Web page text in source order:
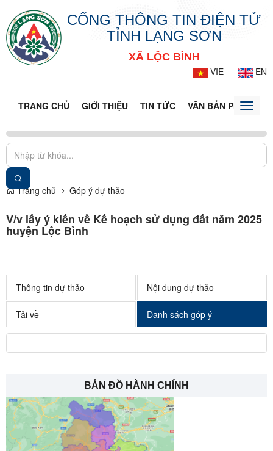
CỔNG THÔNG TIN ĐIỆN TỬ
TỈNH LẠNG SƠN
XÃ LỘC BÌNH
VIE
EN
TRANG CHỦ GIỚI THIỆU TIN TỨC VĂN BẢN PHÁPToggle
Trang chủ Góp ý dự thảo
V/v lấy ý kiến về Kế hoạch sử dụng đất năm 2025
huyện Lộc Bình
Thông tin dự thảo Nội dung dự thảo
Tải về Danh sách góp ý
BẢN ĐỒ HÀNH CHÍNH